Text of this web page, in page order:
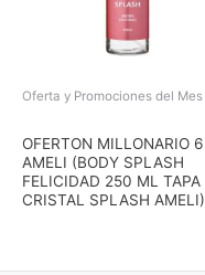
Oferta y Promociones del Mes
precio
original
era:
$7,59.
precio
actual
es:
$6,83.
OFERTON MILLONARIO 6
AMELI (BODY SPLASH
FELICIDAD 250 ML TAPA
CRISTAL SPLASH AMELI)